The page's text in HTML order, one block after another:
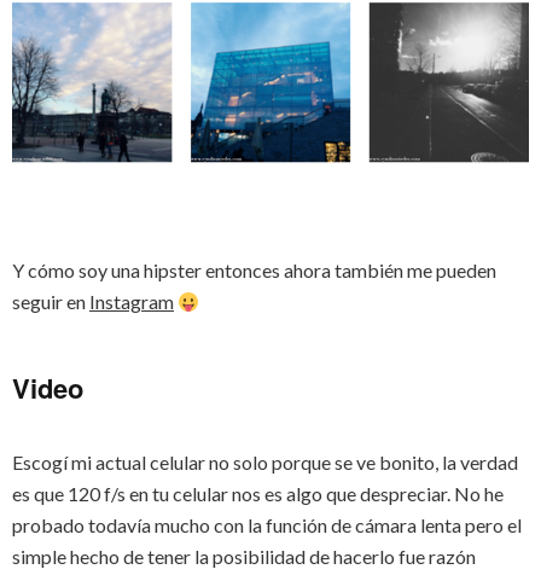
Y cómo soy una hipster entonces ahora también me pueden
seguir en Instagram
Video
Escogí mi actual celular no solo porque se ve bonito, la verdad
es que 120 f/s en tu celular nos es algo que despreciar. No he
probado todavía mucho con la función de cámara lenta pero el
simple hecho de tener la posibilidad de hacerlo fue razón